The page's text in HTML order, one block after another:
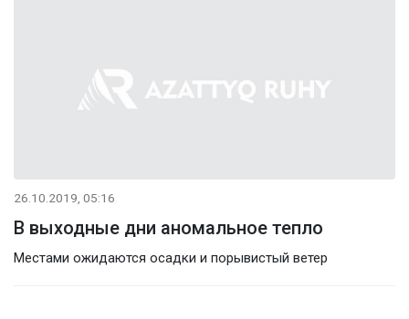
26.10.2019, 05:16
В выходные дни аномальное тепло
Местами ожидаются осадки и порывистый ветер